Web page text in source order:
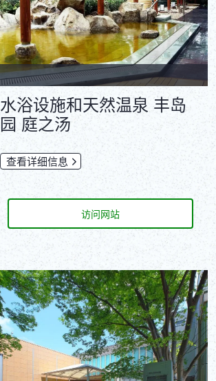
水浴设施和天然温泉 丰岛
园 庭之汤
查看详细信息
访问网站